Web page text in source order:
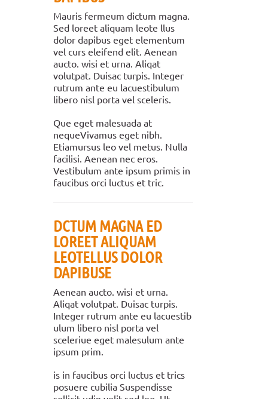
Mauris fermeum dictum magna.
Sed loreet aliquam leote llus
dolor dapibus eget elementum
vel curs eleifend elit. Aenean
aucto. wisi et urna. Aliqat
volutpat. Duisac turpis. Integer
rutrum ante eu lacuestibulum
libero nisl porta vel sceleris.
Que eget malesuada at
nequeVivamus eget nibh.
Etiamursus leo vel metus. Nulla
facilisi. Aenean nec eros.
Vestibulum ante ipsum primis in
faucibus orci luctus et tric.
DCTUM MAGNA ED
LOREET ALIQUAM
LEOTELLUS DOLOR
DAPIBUSE
Aenean aucto. wisi et urna.
Aliqat volutpat. Duisac turpis.
Integer rutrum ante eu lacuestib
ulum libero nisl porta vel
sceleriue eget malesulum ante
ipsum prim.
is in faucibus orci luctus et trics
posuere cubilia Suspendisse